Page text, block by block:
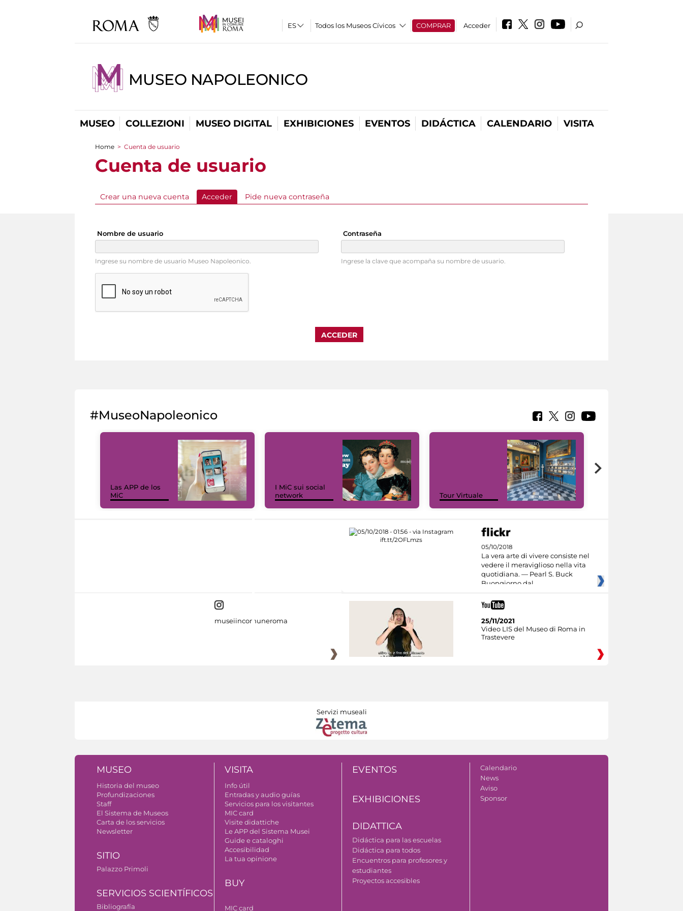
Todos los Museos Cívicos COMPRAR Acceder
MUSEO NAPOLEONICO
MUSEO COLLEZIONI MUSEO DIGITAL EXHIBICIONES EVENTOS DIDÁCTICA CALENDARIO VISITA
You are here
Home > Cuenta de usuario
Cuenta de usuario
Primary tabs
Crear una nueva cuenta Acceder (active tab)
Pide nueva contraseña
Nombre de usuario
Ingrese su nombre de usuario Museo Napoleonico.
Contraseña
Ingrese la clave que acompaña su nombre de usuario.
#MuseoNapoleonico
Las APP de los
MiC
I MiC sui social
network
Tour Virtuale
05/10/2018
La vera arte di vivere consiste nel
vedere il meraviglioso nella vita
quotidiana. — Pearl S. Buck
Buongiorno dal
museiincomuneroma
25/11/2021
Video LIS del Museo di Roma in
Trastevere
Servizi museali
MUSEO
Historia del museo
Profundizaciones
Staff
El Sistema de Museos
Carta de los servicios
Newsletter
SITIO
Palazzo Primoli
SERVICIOS SCIENTÍFICOS
Bibliografía
VISITA
Info útil
Entradas y audio guías
Servicios para los visitantes
MIC card
Visite didattiche
Le APP del Sistema Musei
Guide e cataloghi
Accesibilidad
La tua opinione
BUY
MIC card
EVENTOS
EXHIBICIONES
DIDATTICA
Didáctica para las escuelas
Didáctica para todos
Encuentros para profesores y
estudiantes
Proyectos accesibles
Calendario
News
Aviso
Sponsor